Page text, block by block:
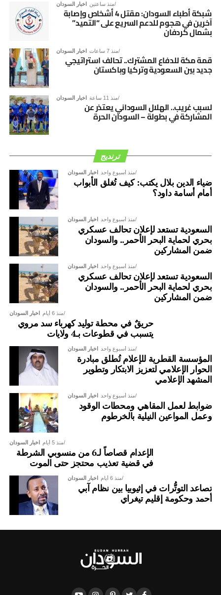
اخبار السودان منذ ساعتين
شبكة أطباء السودان: مقتل 4 أشخاص وإصابة
آخرين في هجوم للدعم السريع على “التميد”
بشمال كردفان
اخبار السودان منذ 7 ساعات
قمة مكة للدفاع المشترك.. تحالف استراتيجي
جديد بين السعودية وتركيا وباكستان
اخبار السودان منذ 11 ساعة
لسبب غريب.. الهلال السوداني يعتذر عن
المشاركة في بطولة – السودان الحرة
ترنديج
اخبار السودان منذ أسبوع واحد
ضياء الدين بلال يكتب: كيف تُغلق الأبواب
أمام أسامة داود؟
اخبار السودان منذ أسبوع واحد
السعودية تستعد لإعلان تحالف عسكري
بحري لحماية البحر الأحمر.. والسودان
ضمن المشاركين
اخبار السودان منذ أسبوع واحد
السعودية تستعد لإعلان تحالف عسكري
بحري لحماية البحر الأحمر.. والسودان
ضمن المشاركين
اخبار السودان منذ 6 أيام
حريقٌ في محطة توليد كهرباء سد مروي
يتسبب في قطوعات بـ4 ولايات
اخبار السودان منذ أسبوع واحد
المؤسسة القطرية للإعلام تُطلق مبادرة
الحوار الإعلامي لتعزيز الابتكار وتطوير
المشهد الإعلامي
اخبار السودان منذ أسبوع واحد
ضوابط لعمل المقاهي ومحطات الوقود
وعمل المواعين النيلية بالخرطوم
اخبار السودان منذ 5 أيام
الإعدام قصاصاً لـ6 من منسوبي الشرطة
في قضية تعذيب محتجز حتى الموت
اخبار السودان منذ 6 أيام
تصاعد التوتُّرات في إثيوبيا بين نظام آبي
أحمد وحكومة إقليم تيغراي